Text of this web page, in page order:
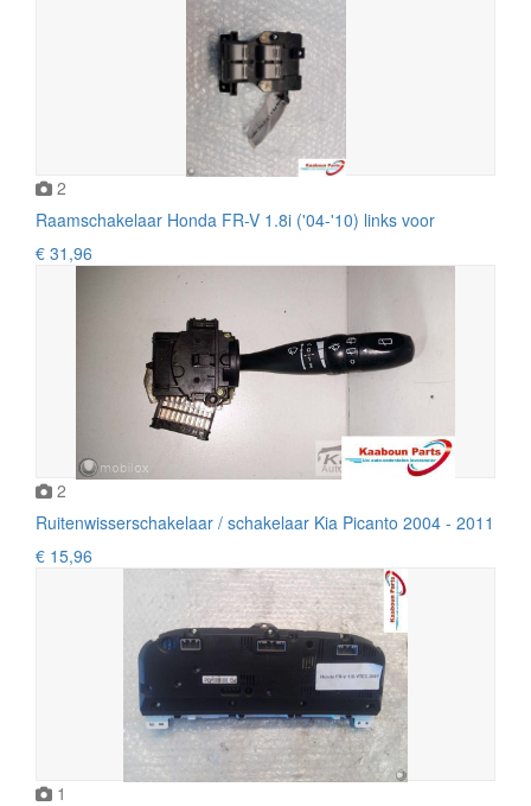
2
Raamschakelaar Honda FR-V 1.8i ('04-'10) links voor
€ 31,96
2
Ruitenwisserschakelaar / schakelaar Kia Picanto 2004 - 2011
€ 15,96
1